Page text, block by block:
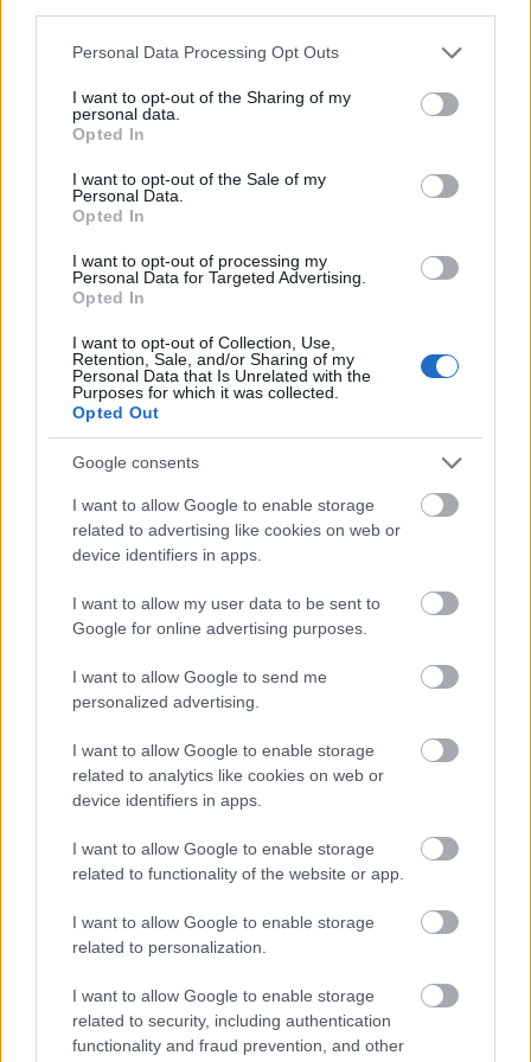
Please note that this website/app uses one or more Google
not limited to your visit or usage behaviour. You may click to
grant or deny consent to Google and its third-party tags to
use your data for below specified purposes in below Google
consent section.
Personal Data Processing Opt Outs
I want to opt-out of the Sharing of my
personal data.
Opted In
I want to opt-out of the Sale of my
Personal Data.
Opted In
I want to opt-out of processing my
Personal Data for Targeted Advertising.
Opted In
I want to opt-out of Collection, Use,
Retention, Sale, and/or Sharing of my
Personal Data that Is Unrelated with the
Purposes for which it was collected.
Opted Out
Google consents
I want to allow Google to enable storage
related to advertising like cookies on web or
device identifiers in apps.
I want to allow my user data to be sent to
Google for online advertising purposes.
I want to allow Google to send me
personalized advertising.
I want to allow Google to enable storage
related to analytics like cookies on web or
device identifiers in apps.
I want to allow Google to enable storage
related to functionality of the website or app.
I want to allow Google to enable storage
related to personalization.
I want to allow Google to enable storage
related to security, including authentication
functionality and fraud prevention, and other
Maradós koncert
stolzingimalter• 2023. július 24.
Koncertek jönnek, koncertek mennek. Néha az ember
elcsodálkozik: ezen ott voltam? Biztos? De hát ott
nadrág zsebében. Szóval jönnek és mennek. De ez
marad, ezt nem felejti el az ember, hogy éjfél előtt